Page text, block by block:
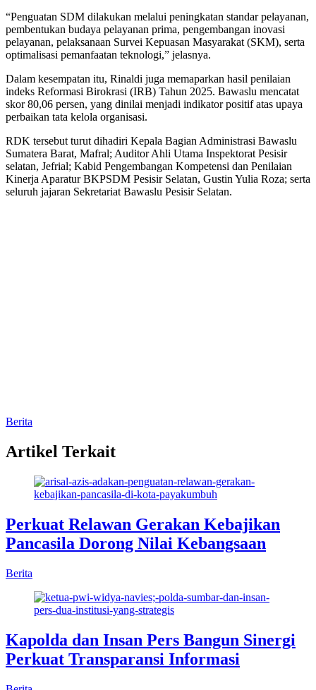
“Penguatan SDM dilakukan melalui peningkatan standar pelayanan,
pembentukan budaya pelayanan prima, pengembangan inovasi
pelayanan, pelaksanaan Survei Kepuasan Masyarakat (SKM), serta
optimalisasi pemanfaatan teknologi,” jelasnya.
Dalam kesempatan itu, Rinaldi juga memaparkan hasil penilaian
indeks Reformasi Birokrasi (IRB) Tahun 2025. Bawaslu mencatat
skor 80,06 persen, yang dinilai menjadi indikator positif atas upaya
perbaikan tata kelola organisasi.
RDK tersebut turut dihadiri Kepala Bagian Administrasi Bawaslu
Sumatera Barat, Mafral; Auditor Ahli Utama Inspektorat Pesisir
selatan, Jefrial; Kabid Pengembangan Kompetensi dan Penilaian
Kinerja Aparatur BKPSDM Pesisir Selatan, Gustin Yulia Roza; serta
seluruh jajaran Sekretariat Bawaslu Pesisir Selatan.
Berita
Artikel Terkait
Perkuat Relawan Gerakan Kebajikan
Pancasila Dorong Nilai Kebangsaan
Berita
Kapolda dan Insan Pers Bangun Sinergi
Perkuat Transparansi Informasi